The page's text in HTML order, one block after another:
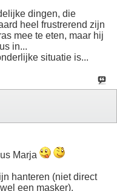
dingen, die
heel frustrerend zijn
mee te eten, maar hij
in...
situatie is...
Marja
hanteren (niet direct
een masker).